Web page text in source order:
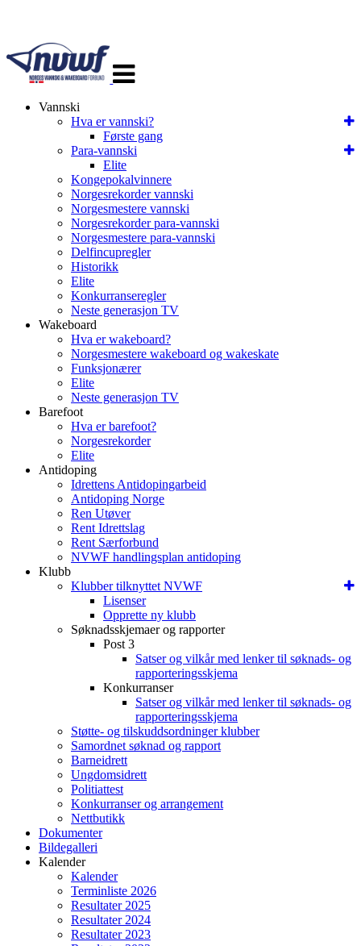
navigasjon
Vannski
Hva er vannski?
Første gang
Para-vannski
Elite
Kongepokalvinnere
Norgesrekorder vannski
Norgesmestere vannski
Norgesrekorder para-vannski
Norgesmestere para-vannski
Delfincupregler
Historikk
Elite
Konkurranseregler
Neste generasjon TV
Wakeboard
Hva er wakeboard?
Norgesmestere wakeboard og wakeskate
Funksjonærer
Elite
Neste generasjon TV
Barefoot
Hva er barefoot?
Norgesrekorder
Elite
Antidoping
Idrettens Antidopingarbeid
Antidoping Norge
Ren Utøver
Rent Idrettslag
Rent Særforbund
NVWF handlingsplan antidoping
Klubb
Klubber tilknyttet NVWF
Lisenser
Opprette ny klubb
Søknadsskjemaer og rapporter
Post 3
Satser og vilkår med lenker til søknads- og
rapporteringsskjema
Konkurranser
Satser og vilkår med lenker til søknads- og
rapporteringsskjema
Støtte- og tilskuddsordninger klubber
Samordnet søknad og rapport
Barneidrett
Ungdomsidrett
Politiattest
Konkurranser og arrangement
Nettbutikk
Dokumenter
Bildegalleri
Kalender
Kalender
Terminliste 2026
Resultater 2025
Resultater 2024
Resultater 2023